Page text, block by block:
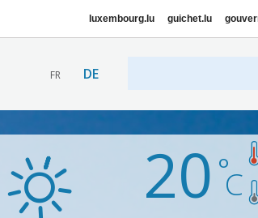
luxembourg.lu guichet.lu
FR DE
20